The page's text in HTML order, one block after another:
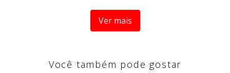
Com estrutura em sarja 2x1 e gramatura encorpada, este
tecido apresenta toque agradável, ótimo caimento e alta
manutenção, tornando-o uma excelente escolha para o
Ver mais
Você também pode gostar